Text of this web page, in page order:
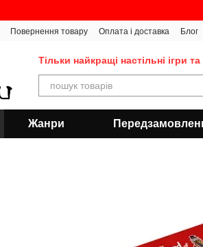
Повернення товару Оплата і доставка Блог
Тільки найкращі настільні ігри
Жанри